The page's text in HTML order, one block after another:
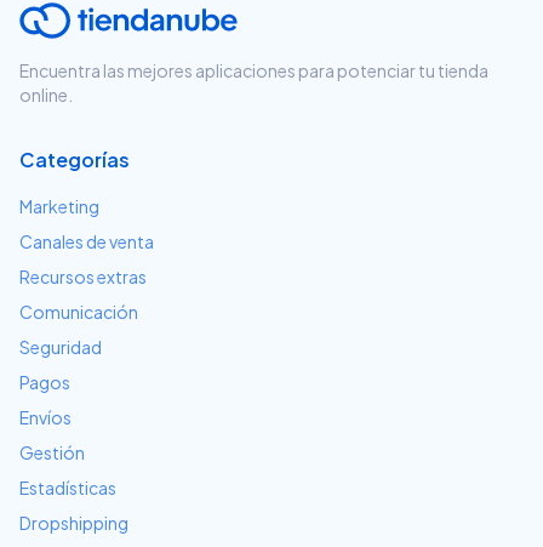
Encuentra las mejores aplicaciones para potenciar tu tienda
online.
Categorías
Marketing
Canales de venta
Recursos extras
Comunicación
Seguridad
Pagos
Envíos
Gestión
Estadísticas
Dropshipping